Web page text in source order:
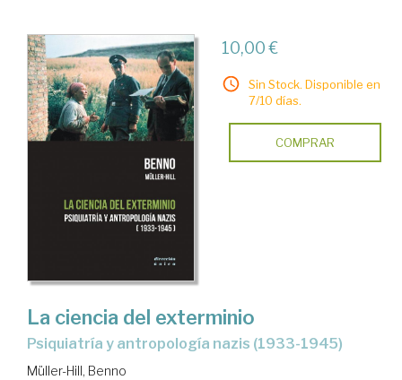
10,00 €
Sin Stock. Disponible en
7/10 días.
COMPRAR
La ciencia del exterminio
psiquiatría y antropología nazis (1933-1945)
Müller-Hill, Benno